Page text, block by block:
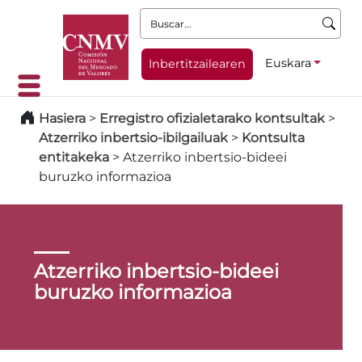
Buscar:
Inbertitzailearen Euskara
Hasiera > Erregistro ofizialetarako kontsultak>
Atzerriko inbertsio-ibilgailuak> Kontsulta
entitakeka > Atzerriko inbertsio-bideei
buruzko informazioa
Atzerriko inbertsio-bideei
buruzko informazioa